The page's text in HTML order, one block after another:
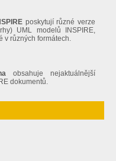
poskytují různé verze
UML modelů INSPIRE,
v různých formátech.
obsahuje nejaktuálnější
dokumentů.